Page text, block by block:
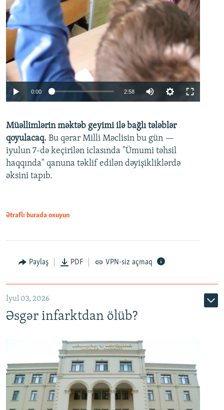
Auto 240p 360p 480p
720p 1080p
0:00 2:58
360p
480p
720p
Müəllimlərin məktəb geyimi ilə bağlı tələblər
qoyulacaq. Bu qərar Milli Məclisin bu gün —
iyulun 7-də keçirilən iclasında "Ümumi təhsil
haqqında" qanuna təklif edilən dəyişikliklərdə
əksini tapıb.
Ətraflı burada oxuyun
Paylaş PDF VPN-siz açmaq
İyul 03, 2026
Əsgər infarktdan ölüb?